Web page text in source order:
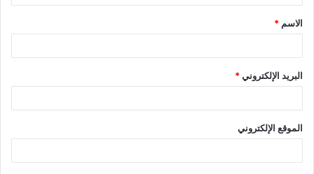
ق
*
الاسم *
البريد الإلكتروني*
الموقع الإلكتروني